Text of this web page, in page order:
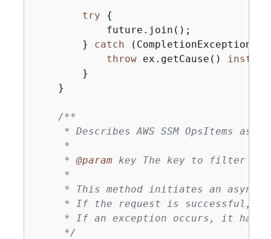
try
{
            future.join();
        }
catch (CompletionException
throw ex.getCause()
        }
    }
/**
* Describes AWS SSM OpsItems
     *
     *
@param key The key to filter
     *
* This method initiates an
* If the request is successful,
* If an exception occurs, it
     */